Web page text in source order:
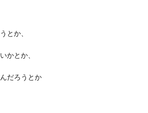
とか、
かとか、
だろうとか